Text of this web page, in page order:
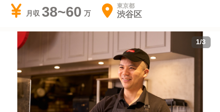
月収 38~60 東京都
渋谷区
1/3